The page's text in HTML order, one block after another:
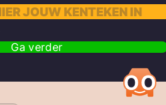
Ga verder